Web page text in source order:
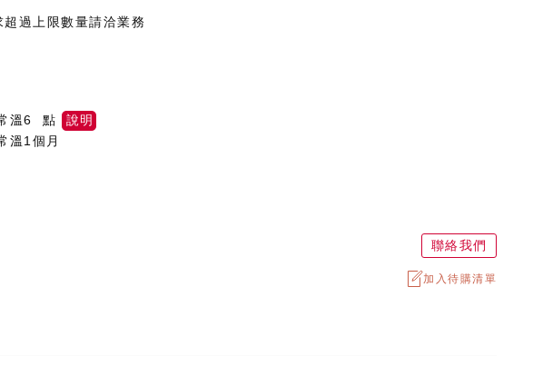
超過上限數量請洽業務
溫6 點
說明
溫1個月
聯絡我們
加入待購清單